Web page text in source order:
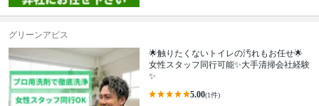
グリーンアピス
🌟触りたくないトイレの汚れもお任せ🌟
女性スタッフ同行可能✨大手清掃会社経験
✨
5.00(1件)